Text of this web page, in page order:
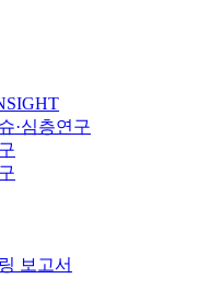
·심층연구
보고서